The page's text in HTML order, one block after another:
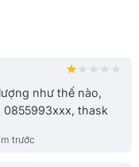
ngày giờ
như thế nào,
thask
trước